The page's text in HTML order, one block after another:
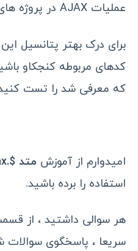
عملیات AJAX در پروژه های مختلف را می دهد.
برای درک بهتر پتانسیل این
کدهای مربوطه کنجکاو
که معرفی شد را تست
امیدوارم از آموزش متد $.ajax() در jQuery
استفاده را برده باشید.
هر سوالی داشتید ، از
سریعا ، پاسخگوی